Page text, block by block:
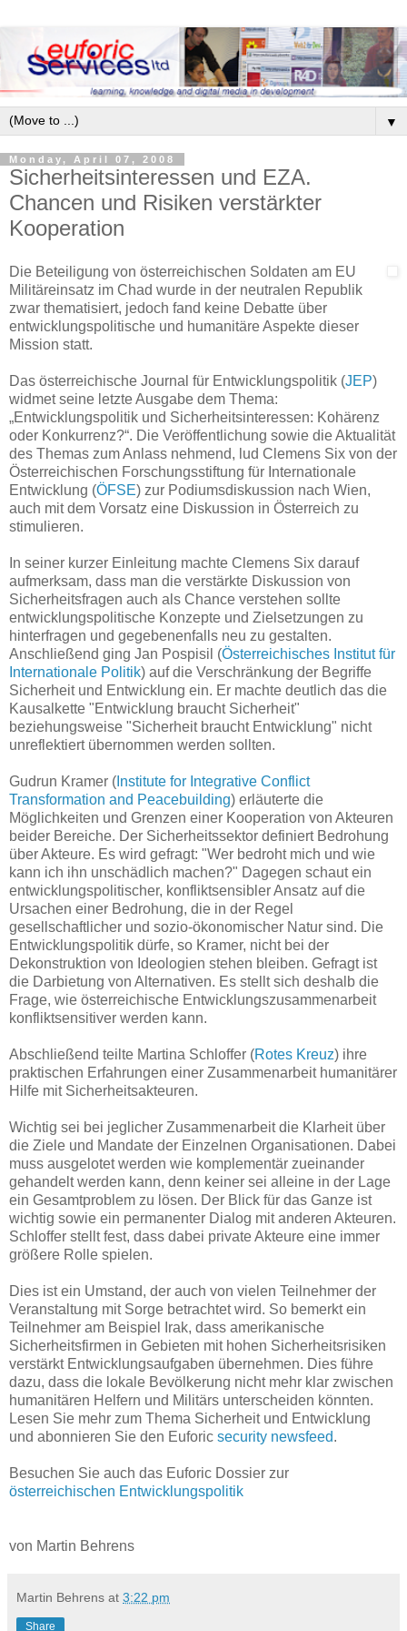
▼
Monday, April 07, 2008
Sicherheitsinteressen und EZA.
Chancen und Risiken verstärkter
Kooperation
Die Beteiligung von österreichischen Soldaten am EU
Militäreinsatz im Chad wurde in der neutralen Republik
zwar thematisiert, jedoch fand keine Debatte über
entwicklungspolitische und humanitäre Aspekte dieser
Mission statt.
Das österreichische Journal für Entwicklungspolitik (JEP)
widmet seine letzte Ausgabe dem Thema:
„Entwicklungspolitik und Sicherheitsinteressen: Kohärenz
oder Konkurrenz?“. Die Veröffentlichung sowie die Aktualität
des Themas zum Anlass nehmend, lud Clemens Six von der
Österreichischen Forschungsstiftung für Internationale
Entwicklung (ÖFSE) zur Podiumsdiskussion nach Wien,
auch mit dem Vorsatz eine Diskussion in Österreich zu
stimulieren.
In seiner kurzer Einleitung machte Clemens Six darauf
aufmerksam, dass man die verstärkte Diskussion von
Sicherheitsfragen auch als Chance verstehen sollte
entwicklungspolitische Konzepte und Zielsetzungen zu
hinterfragen und gegebenenfalls neu zu gestalten.
Anschließend ging Jan Pospisil (Österreichisches Institut für
Internationale Politik) auf die Verschränkung der Begriffe
Sicherheit und Entwicklung ein. Er machte deutlich das die
Kausalkette "Entwicklung braucht Sicherheit"
beziehungsweise "Sicherheit braucht Entwicklung" nicht
unreflektiert übernommen werden sollten.
Gudrun Kramer ( Institute for Integrative Conflict
Transformation and Peacebuilding) erläuterte die
Möglichkeiten und Grenzen einer Kooperation von Akteuren
beider Bereiche. Der Sicherheitssektor definiert Bedrohung
über Akteure. Es wird gefragt: "Wer bedroht mich und wie
kann ich ihn unschädlich machen?" Dagegen schaut ein
entwicklungspolitischer, konfliktsensibler Ansatz auf die
Ursachen einer Bedrohung, die in der Regel
gesellschaftlicher und sozio-ökonomischer Natur sind. Die
Entwicklungspolitik dürfe, so Kramer, nicht bei der
Dekonstruktion von Ideologien stehen bleiben. Gefragt ist
die Darbietung von Alternativen. Es stellt sich deshalb die
Frage, wie österreichische Entwicklungszusammenarbeit
konfliktsensitiver werden kann.
Abschließend teilte Martina Schloffer (Rotes Kreuz) ihre
praktischen Erfahrungen einer Zusammenarbeit humanitärer
Hilfe mit Sicherheitsakteuren.
Wichtig sei bei jeglicher Zusammenarbeit die Klarheit über
die Ziele und Mandate der Einzelnen Organisationen. Dabei
muss ausgelotet werden wie komplementär zueinander
gehandelt werden kann, denn keiner sei alleine in der Lage
ein Gesamtproblem zu lösen. Der Blick für das Ganze ist
wichtig sowie ein permanenter Dialog mit anderen Akteuren.
Schloffer stellt fest, dass dabei private Akteure eine immer
größere Rolle spielen.
Dies ist ein Umstand, der auch von vielen Teilnehmer der
Veranstaltung mit Sorge betrachtet wird. So bemerkt ein
Teilnehmer am Beispiel Irak, dass amerikanische
Sicherheitsfirmen in Gebieten mit hohen Sicherheitsrisiken
verstärkt Entwicklungsaufgaben übernehmen. Dies führe
dazu, dass die lokale Bevölkerung nicht mehr klar zwischen
humanitären Helfern und Militärs unterscheiden könnten.
Lesen Sie mehr zum Thema Sicherheit und Entwicklung
und abonnieren Sie den Euforic security newsfeed.
Besuchen Sie auch das Euforic Dossier zur
österreichischen Entwicklungspolitik
von Martin Behrens
Martin Behrens at 3:22 pm
Share